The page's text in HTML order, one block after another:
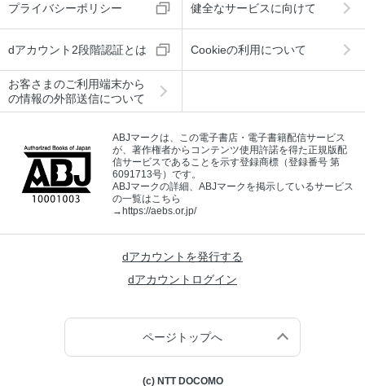
プライバシーポリシー 健全なサービスに向けて
dアカウント2段階認証とは Cookieの利用について
お客さまのご利用端末から
の情報の外部送信について
ABJマークは、この電子書店・電子書籍配信サービス
が、著作権者からコンテンツ使用許諾を得た正規版配
信サービスであることを示す登録商標（登録番号 第
6091713号）です。
ABJマークの詳細、ABJマークを掲示しているサービス
の一覧はこちら
→https://aebs.or.jp/
dアカウントを発行する
dアカウントログイン
ページトップへ
(c) NTT DOCOMO